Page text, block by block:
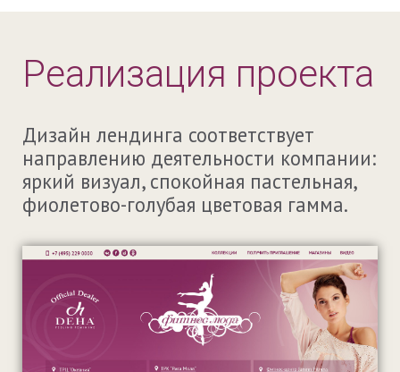
Реализация проекта
Дизайн лендинга соответствует
направлению деятельности компании:
яркий визуал, спокойная пастельная,
фиолетово-голубая цветовая гамма.